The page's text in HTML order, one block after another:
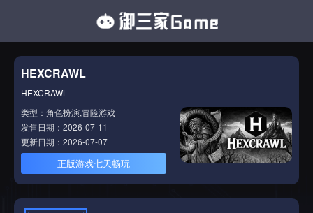
HEXCRAWL
HEXCRAWL
类型：角色扮演,冒险游戏
发售日期：2026-07-11
更新日期：2026-07-07
正版游戏七天畅玩